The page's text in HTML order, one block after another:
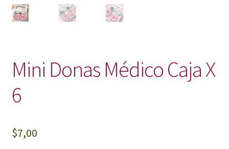
Mini Donas Médico Caja X
6
$7,00